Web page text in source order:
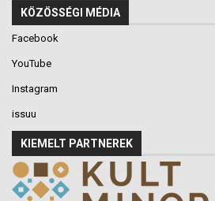
KÖZÖSSÉGI MÉDIA
Facebook
YouTube
Instagram
issuu
KIEMELT PARTNEREK